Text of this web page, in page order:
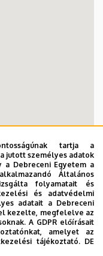
tartja a
jutott személyes adatok
a Debreceni Egyetem a
Általános
folyamatait és
és adatvédelmi
adatait a Debreceni
kezelte, megfelelve az
A GDPR előírásait
amelyet az
tájékoztató. DE